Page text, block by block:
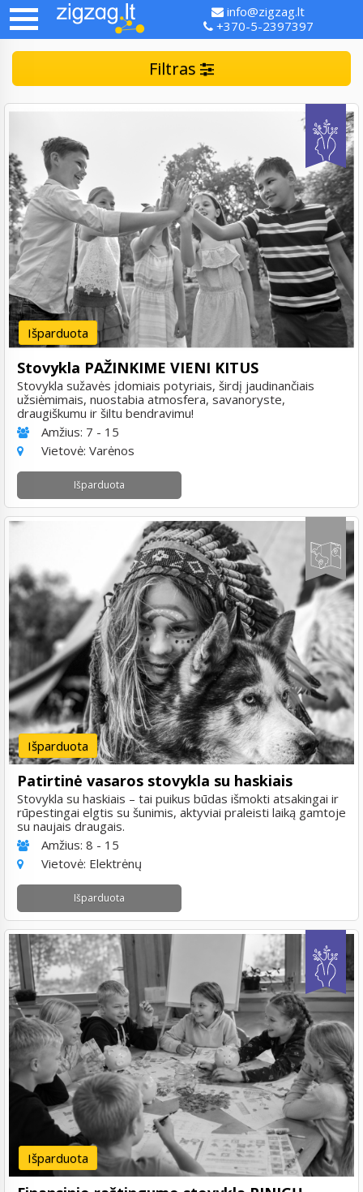
info@zigzag.lt
+370-5-2397397
Filtras
Išparduota
Stovykla PAŽINKIME VIENI KITUS
Stovykla sužavės įdomiais potyriais, širdį jaudinančiais
užsiėmimais, nuostabia atmosfera, savanoryste,
draugiškumu ir šiltu bendravimu!
Amžius: 7 - 15
Vietovė: Varėnos
Išparduota
Išparduota
Patirtinė vasaros stovykla su haskiais
Stovykla su haskiais – tai puikus būdas išmokti atsakingai ir
rūpestingai elgtis su šunimis, aktyviai praleisti laiką gamtoje
su naujais draugais.
Amžius: 8 - 15
Vietovė: Elektrėnų
Išparduota
Išparduota